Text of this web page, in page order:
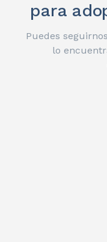
para
Puedes
lo